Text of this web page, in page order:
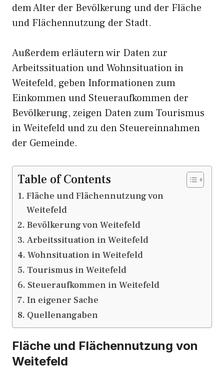
dem Alter der Bevölkerung und der Fläche
und Flächennutzung der Stadt.
Außerdem erläutern wir Daten zur
Arbeitssituation und Wohnsituation in
Weitefeld, geben Informationen zum
Einkommen und Steueraufkommen der
Bevölkerung, zeigen Daten zum Tourismus
in Weitefeld und zu den Steuereinnahmen
der Gemeinde.
Table of Contents
Fläche und Flächennutzung von
Weitefeld
Bevölkerung von Weitefeld
Arbeitssituation in Weitefeld
Wohnsituation in Weitefeld
Tourismus in Weitefeld
Steueraufkommen in Weitefeld
In eigener Sache
Quellenangaben
Fläche und Flächennutzung von
Weitefeld